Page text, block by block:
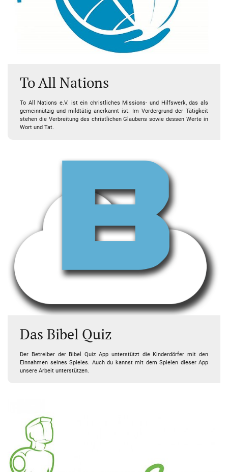
To All Nations
To All Nations e.V. ist ein christliches Missions- und Hilfswerk, das als
gemeinnützig und mildtätig anerkannt ist. Im Vordergrund der Tätigkeit
stehen die Verbreitung des christlichen Glaubens sowie dessen Werte in
Wort und Tat.
Das Bibel Quiz
Der Betreiber der Bibel Quiz App unterstützt die Kinderdörfer mit den
Einnahmen seines Spieles. Auch du kannst mit dem Spielen dieser App
unsere Arbeit unterstützen.